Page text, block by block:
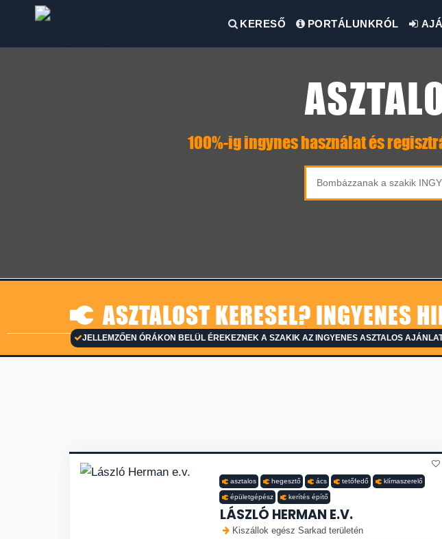
KERESŐ PORTÁLUNKRÓL
100%-ig ingynes használat és
ASZTALOST KERESEL? INGYENES
JELLEMZŐEN ÓRÁKON BELÜL ÉREKEZNEK A SZAKIK AZ INGYENES ASZTALOS
asztalos hegesztő ács tetőfedő klímaszerelő
épületgépész kerítés építő
LÁSZLÓ HERMAN E.V.
Kiszállok egész Sarkad területén